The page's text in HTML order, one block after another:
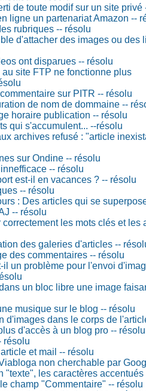
de toute modif sur un site privé
ligne un partenariat Amazon --
rubriques -- résolu
d'attacher des images ou des
ont disparues -- résolu
au site FTP ne fonctionne plus
sur PITR -- résolu
de nom de dommaine --
horaire publication -- résolu
qui s'accumulent... --résolu
archives refusé : "article
sur Ondine -- résolu
-- résolu
est-il en vacances ? -- résolu
-- résolu
: Des articles qui se
-- résolu
correctement les mots clés et les
des galeries d'articles --
des commentaires -- résolu
il un problème pour l'envoi
un bloc libre une image
musique sur le blog -- résolu
d'images dans le corps de
d'accès à un blog pro -- résolu
résolu
et mail -- résolu
non cherchable par
"texte", les caractères accentués
champ "Commentaire" -- résolu